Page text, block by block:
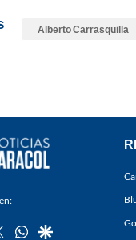
Alberto Carrasquilla
twitterwhatsapp
google